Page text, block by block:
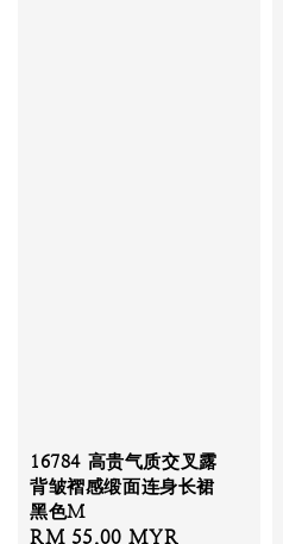
16784 高贵气质交叉露
背皱褶感缎面连身长裙
黑色M
Sale
RM 55.00 MYR